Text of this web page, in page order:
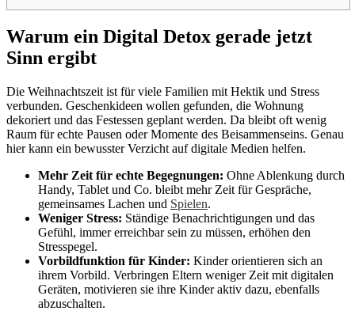
Warum ein Digital Detox gerade jetzt
Sinn ergibt
Die Weihnachtszeit ist für viele Familien mit Hektik und Stress
verbunden. Geschenkideen wollen gefunden, die Wohnung
dekoriert und das Festessen geplant werden. Da bleibt oft wenig
Raum für echte Pausen oder Momente des Beisammenseins. Genau
hier kann ein bewusster Verzicht auf digitale Medien helfen.
Mehr Zeit für echte Begegnungen: Ohne Ablenkung durch
Handy, Tablet und Co. bleibt mehr Zeit für Gespräche,
gemeinsames Lachen und Spielen.
Weniger Stress: Ständige Benachrichtigungen und das
Gefühl, immer erreichbar sein zu müssen, erhöhen den
Stresspegel.
Vorbildfunktion für Kinder: Kinder orientieren sich an
ihrem Vorbild. Verbringen Eltern weniger Zeit mit digitalen
Geräten, motivieren sie ihre Kinder aktiv dazu, ebenfalls
abzuschalten.